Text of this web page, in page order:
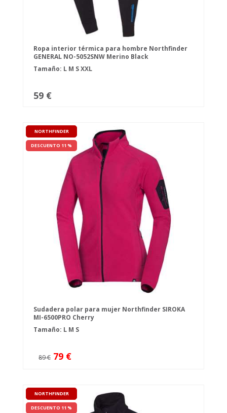
Ropa interior térmica para hombre Northfinder
GENERAL NO-5052SNW Merino Black
Tamaño: L M SXXL
59 €
NORTHFINDER
DESCUENTO 11 %
Sudadera polar para mujer Northfinder SIROKA
MI-6500PRO Cherry
Tamaño: L M S
89 € 79 €
NORTHFINDER
DESCUENTO 11 %